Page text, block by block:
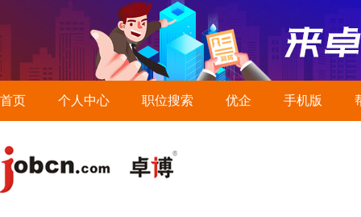
首页 个人中心 职位搜索 优企 手机版